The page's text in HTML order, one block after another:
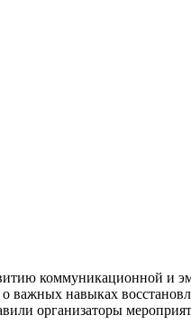
коммуникационной и
важных навыках
организаторы